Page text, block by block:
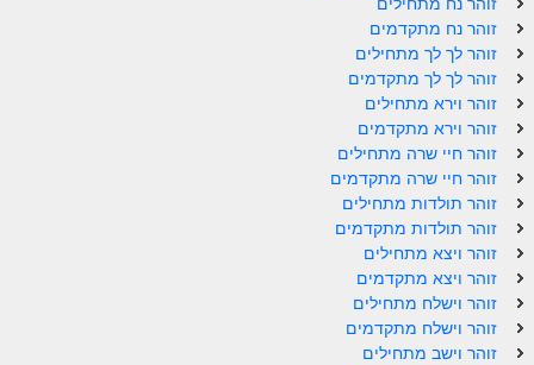
ספר הזוהר וירא מתקדמים
ספר הזוהר חיי שרה מתחילים
ספר הזוהר חיי שרה מתקדמים
ספר הזוהר תולדות מתחילים
ספר הזוהר ויצא מתחילים
ספר הזוהר ויצא מתקדמים
ספר הזוהר וישלח מתחילים
זוהר נח מתקדמים
זוהר לך לך מתחילים
זוהר לך לך מתקדמים
זוהר וירא מתחילים
זוהר וירא מתקדמים
זוהר חיי שרה מתחילים
זוהר חיי שרה מתקדמים
זוהר תולדות מתחילים
זוהר תולדות מתקדמים
זוהר ויצא מתחילים
זוהר ויצא מתקדמים
זוהר וישלח מתחילים
זוהר וישלח מתקדמים
זוהר וישב מתחילים